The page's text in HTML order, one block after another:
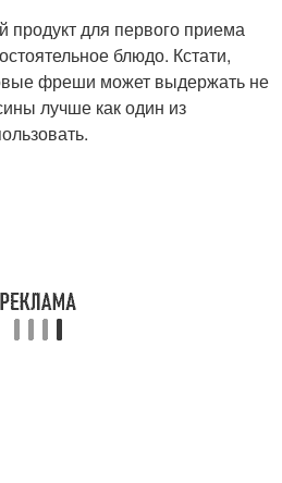
продукт для первого приема
блюдо. Кстати,
фреши может выдержать не
лучше как один из